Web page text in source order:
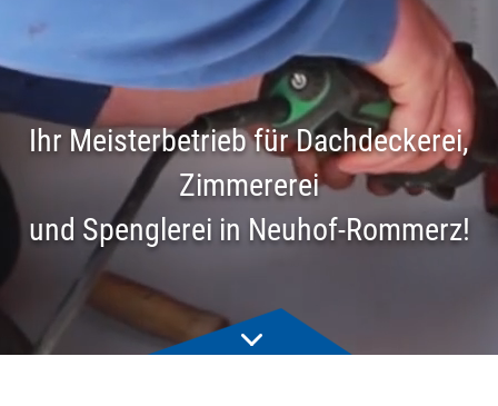
Ihr Meisterbetrieb für Dachdeckerei,
Zimmererei
und Spenglerei in Neuhof-Rommerz!